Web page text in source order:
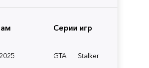
2025
Серии игр
GTA
Stalker